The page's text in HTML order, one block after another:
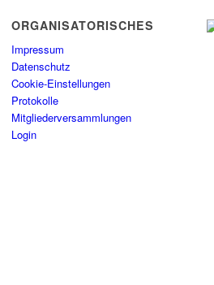
ORGANISATORISCHES
Impressum
Datenschutz
Cookie-Einstellungen
Protokolle
Mitgliederversammlungen
Login